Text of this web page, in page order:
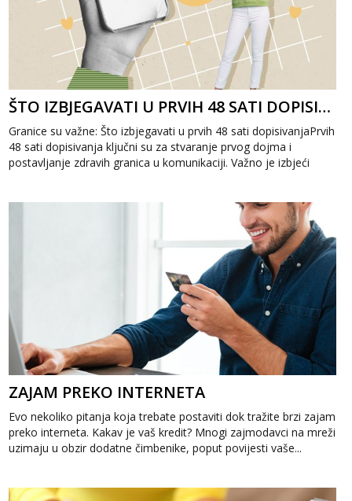
ŠTO IZBJEGAVATI U PRVIH 48 SATI DOPISIVANJA
Granice su važne: Što izbjegavati u prvih 48 sati dopisivanjaPrvih
48 sati dopisivanja ključni su za stvaranje prvog dojma i
postavljanje zdravih granica u komunikaciji. Važno je izbjeći
ZAJAM PREKO INTERNETA
Evo nekoliko pitanja koja trebate postaviti dok tražite brzi zajam
preko interneta. Kakav je vaš kredit? Mnogi zajmodavci na mreži
uzimaju u obzir dodatne čimbenike, poput povijesti vaše...